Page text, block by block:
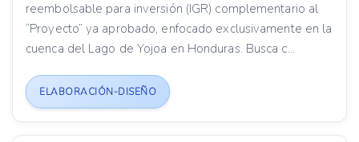
reembolsable para inversión (IGR) complementario al
“Proyecto” ya aprobado, enfocado exclusivamente en la
cuenca del Lago de Yojoa en Honduras. Busca c...
ELABORACIÓN-DISEÑO